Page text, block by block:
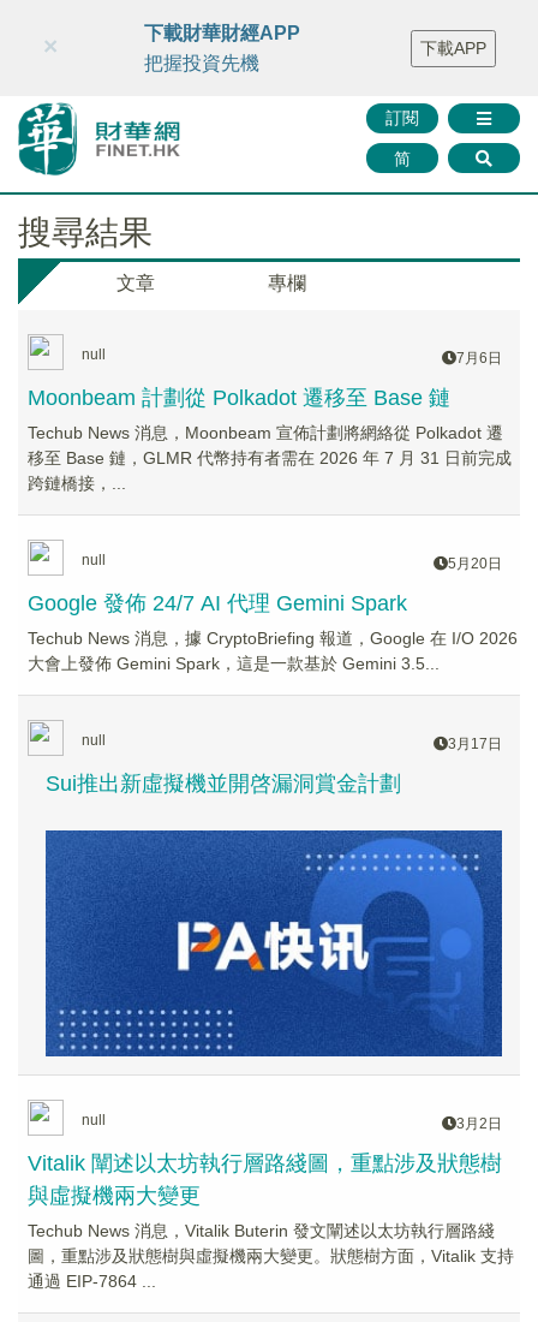
財華智庫網 FINTV FINMETA 財華證券 媒體矩陣
智庫沙龍
聯絡我們
訂閱
简
×
下載財華財經APP
把握投資先機
下載APP
搜尋結果
文章 專欄
null 7月6日
Moonbeam 計劃從 Polkadot 遷移至 Base 鏈
Techub News 消息，Moonbeam 宣佈計劃將網絡從 Polkadot 遷
移至 Base 鏈，GLMR 代幣持有者需在 2026 年 7 月 31 日前完成
跨鏈橋接，...
null 5月20日
Google 發佈 24/7 AI 代理 Gemini Spark
Techub News 消息，據 CryptoBriefing 報道，Google 在 I/O 2026
大會上發佈 Gemini Spark，這是一款基於 Gemini 3.5...
null 3月17日
Sui推出新虛擬機並開啓漏洞賞金計劃
null 3月2日
Vitalik 闡述以太坊執行層路綫圖，重點涉及狀態樹
與虛擬機兩大變更
Techub News 消息，Vitalik Buterin 發文闡述以太坊執行層路綫
圖，重點涉及狀態樹與虛擬機兩大變更。狀態樹方面，Vitalik 支持
通過 EIP-7864 ...